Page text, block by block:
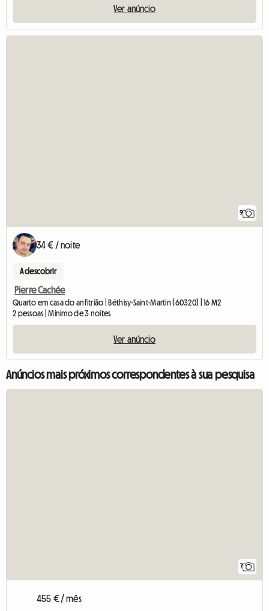
Ver anúncio
9
34 € / noite
A descobrir
Pierre Cachée
Quarto em casa do anfitrião | Béthisy-Saint-Martin (60320) | 16 M2
2 pessoas | Mínimo de 3 noites
Ver anúncio
Anúncios mais próximos correspondentes à sua pesquisa
7
455 € / mês